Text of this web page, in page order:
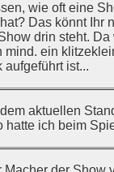
wie oft eine
Das könnt Ihr
drin steht.
mind. ein
ist...
aktuellen
hatte ich beim